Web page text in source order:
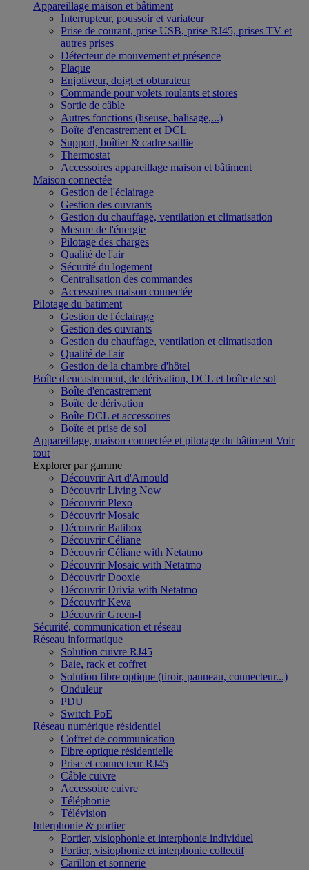
Appareillage maison et bâtiment
Interrupteur, poussoir et variateur
Prise de courant, prise USB, prise RJ45, prises TV et
autres prises
Détecteur de mouvement et présence
Plaque
Enjoliveur, doigt et obturateur
Commande pour volets roulants et stores
Sortie de câble
Autres fonctions (liseuse, balisage,...)
Boîte d'encastrement et DCL
Support, boîtier & cadre saillie
Thermostat
Accessoires appareillage maison et bâtiment
Maison connectée
Gestion de l'éclairage
Gestion des ouvrants
Gestion du chauffage, ventilation et climatisation
Mesure de l'énergie
Pilotage des charges
Qualité de l'air
Sécurité du logement
Centralisation des commandes
Accessoires maison connectée
Pilotage du batiment
Gestion de l'éclairage
Gestion des ouvrants
Gestion du chauffage, ventilation et climatisation
Qualité de l'air
Gestion de la chambre d'hôtel
Boîte d'encastrement, de dérivation, DCL et boîte de sol
Boîte d'encastrement
Boîte de dérivation
Boîte DCL et accessoires
Boîte et prise de sol
Appareillage, maison connectée et pilotage du bâtiment Voir
tout
Explorer par gamme
Découvrir Art d'Arnould
Découvrir Living Now
Découvrir Plexo
Découvrir Mosaic
Découvrir Batibox
Découvrir Céliane
Découvrir Céliane with Netatmo
Découvrir Mosaic with Netatmo
Découvrir Dooxie
Découvrir Drivia with Netatmo
Découvrir Keva
Découvrir Green-I
Sécurité, communication et réseau
Réseau informatique
Solution cuivre RJ45
Baie, rack et coffret
Solution fibre optique (tiroir, panneau, connecteur...)
Onduleur
PDU
Switch PoE
Réseau numérique résidentiel
Coffret de communication
Fibre optique résidentielle
Prise et connecteur RJ45
Câble cuivre
Accessoire cuivre
Téléphonie
Télévision
Interphonie & portier
Portier, visiophonie et interphonie individuel
Portier, visiophonie et interphonie collectif
Carillon et sonnerie